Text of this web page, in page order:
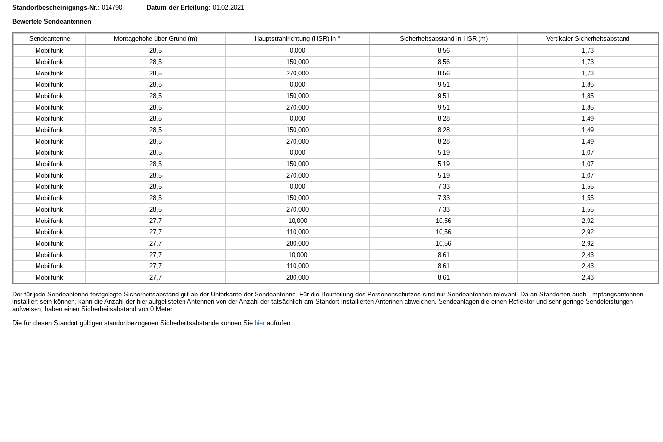
Standortbescheinigungs-Nr.: 014790 Datum der Erteilung: 01.02.2021
Bewertete Sendeantennen
Sendeantenne Montagehöhe über Grund (m) Hauptstrahlrichtung (HSR) in ° Sicherheitsabstand in HSR (m)
Vertikaler Sicherheitsabstand
Mobilfunk
28,5 0,000 8,56
1,73
Mobilfunk
28,5 150,000 8,56
1,73
Mobilfunk
28,5 270,000 8,56
1,73
Mobilfunk
28,5 0,000 9,51
1,85
Mobilfunk
28,5 150,000 9,51
1,85
Mobilfunk
28,5 270,000 9,51
1,85
Mobilfunk
28,5 0,000 8,28
1,49
Mobilfunk
28,5 150,000 8,28
1,49
Mobilfunk
28,5 270,000 8,28
1,49
Mobilfunk
28,5 0,000 5,19
1,07
Mobilfunk
28,5 150,000 5,19
1,07
Mobilfunk
28,5 270,000 5,19
1,07
Mobilfunk
28,5 0,000 7,33
1,55
Mobilfunk
28,5 150,000 7,33
1,55
Mobilfunk
28,5 270,000 7,33
1,55
Mobilfunk
27,7 10,000 10,56
2,92
Mobilfunk
27,7 110,000 10,56
2,92
Mobilfunk
27,7 280,000 10,56
2,92
Mobilfunk
27,7 10,000 8,61
2,43
Mobilfunk
27,7 110,000 8,61
2,43
Mobilfunk
27,7 280,000 8,61 2,43
Der für jede Sendeantenne festgelegte Sicherheitsabstand gilt ab der Unterkante der Sendeantenne. Für die Beurteilung des Personenschutzes sind nur Sendeantennen relevant. Da an Standorten auch Empfangsantennen
installiert sein können, kann die Anzahl der hier aufgelisteten Antennen von der Anzahl der tatsächlich am Standort installierten Antennen abweichen. Sendeanlagen die einen Reflektor und sehr geringe Sendeleistungen
aufweisen, haben einen Sicherheitsabstand von 0 Meter.
Die für diesen Standort gültigen standortbezogenen Sicherheitsabstände können Sie hier aufrufen.